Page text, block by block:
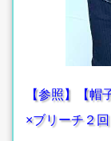
【参照】【
×ブリーチ２